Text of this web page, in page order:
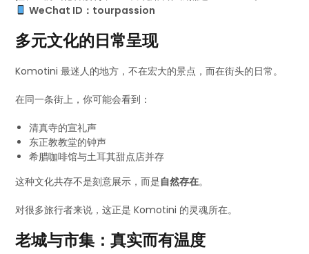
WeChat ID：tourpassion
多元文化的日常呈现
Komotini 最迷人的地方，不在宏大的景点，而在街头的日常。
在同一条街上，你可能会看到：
清真寺的宣礼声
东正教教堂的钟声
希腊咖啡馆与土耳其甜点店并存
这种文化共存不是刻意展示，而是自然存在。
对很多旅行者来说，这正是 Komotini 的灵魂所在。
老城与市集：真实而有温度